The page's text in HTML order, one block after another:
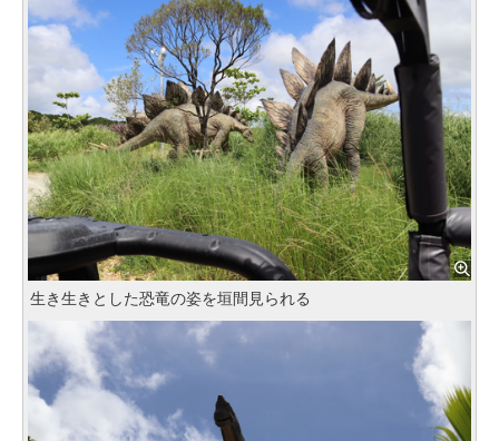
生き生きとした恐竜の姿を垣間見られる